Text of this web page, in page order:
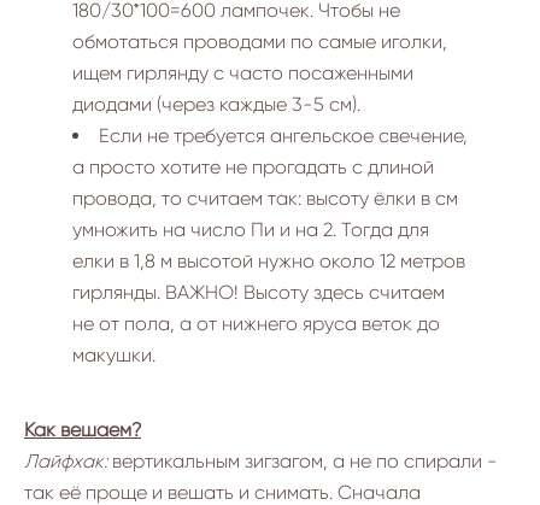
180/30*100=600 лампочек. Чтобы не
обмотаться проводами по самые иголки,
ищем гирлянду с часто посаженными
диодами (через каждые 3-5 см).
Если не требуется ангельское свечение,
а просто хотите не прогадать с длиной
провода, то считаем так: высоту ёлки в см
умножить на число Пи и на 2. Тогда для
елки в 1,8 м высотой нужно около 12 метров
гирлянды. ВАЖНО! Высоту здесь считаем
не от пола, а от нижнего яруса веток до
макушки.
Как вешаем?
Лайфхак:вертикальным зигзагом, а не по спирали -
так её проще и вешать и снимать. Сначала